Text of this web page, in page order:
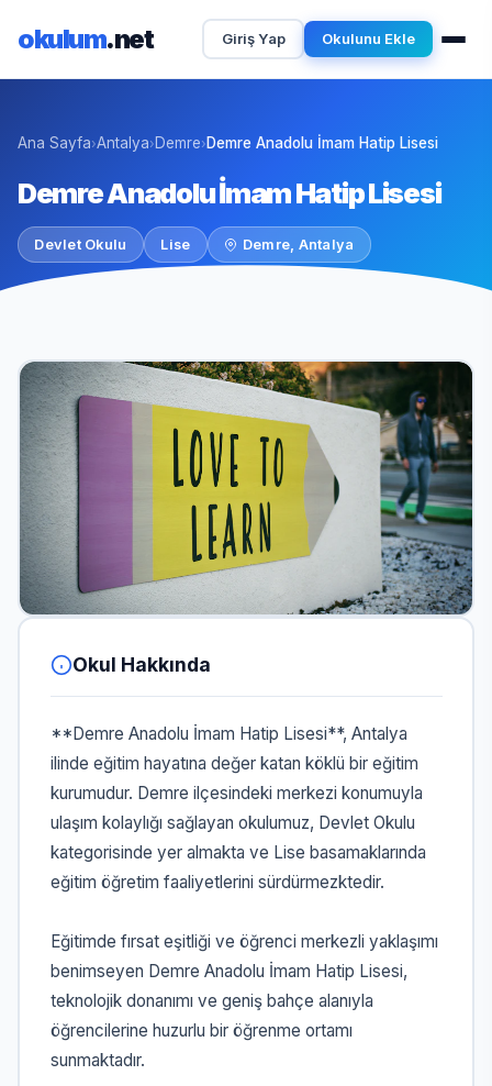
okulum.net Giriş Yap Okulunu Ekle
Ana Sayfa›Antalya› Demre› Demre Anadolu İmam Hatip Lisesi
Demre Anadolu İmam Hatip Lisesi
Devlet Okulu Lise Demre, Antalya
Okul Hakkında
**Demre Anadolu İmam Hatip Lisesi**, Antalya
ilinde eğitim hayatına değer katan köklü bir eğitim
kurumudur. Demre ilçesindeki merkezi konumuyla
ulaşım kolaylığı sağlayan okulumuz, Devlet Okulu
kategorisinde yer almakta ve Lise basamaklarında
eğitim öğretim faaliyetlerini sürdürmezktedir.
Eğitimde fırsat eşitliği ve öğrenci merkezli yaklaşımı
benimseyen Demre Anadolu İmam Hatip Lisesi,
teknolojik donanımı ve geniş bahçe alanıyla
öğrencilerine huzurlu bir öğrenme ortamı
sunmaktadır.